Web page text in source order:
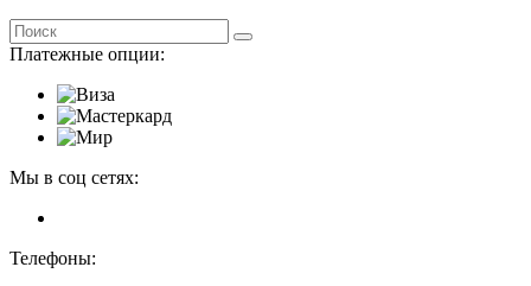
Платежные опции:
Мы в соц сетях:
Телефоны: